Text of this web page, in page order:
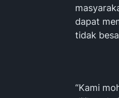
dapat
tidak
“Kami